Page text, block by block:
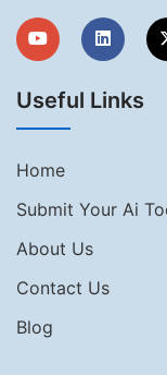
Useful Links
Home
Submit Your Ai
About Us
Contact Us
Blog